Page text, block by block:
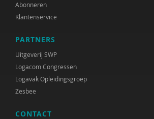
Abonneren
Klantenservice
PARTNERS
Uitgeverij SWP
Logacom Congressen
Logavak Opleidingsgroep
Zesbee
CONTACT